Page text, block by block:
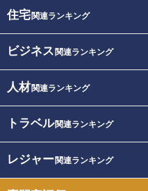
住宅関連ランキング
ビジネス 関連ランキング
人材関連ランキング
トラベル関連ランキング
レジャー関連ランキング